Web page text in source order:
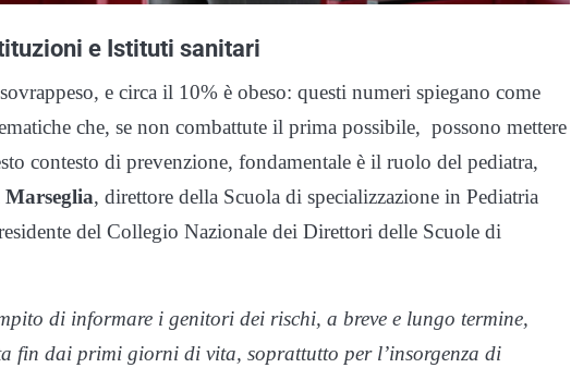
e Istituti sanitari
e circa il 10% è obeso: questi numeri spiegano come
che, se non combattute il prima possibile, possono mettere
contesto di prevenzione, fondamentale è il ruolo del pediatra,
, direttore della Scuola di specializzazione in Pediatria
del Collegio Nazionale dei Direttori delle Scuole di
di informare i genitori dei rischi, a breve e lungo termine,
fin dai primi giorni di vita, soprattutto per l’insorgenza di